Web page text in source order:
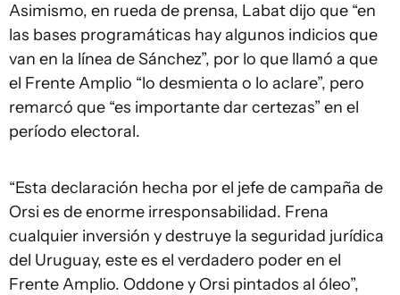
Asimismo, en rueda de prensa, Labat dijo que “en
las bases programáticas hay algunos indicios que
van en la línea de Sánchez”, por lo que llamó a que
el Frente Amplio “lo desmienta o lo aclare”, pero
remarcó que “es importante dar certezas” en el
período electoral.
“Esta declaración hecha por el jefe de campaña de
Orsi es de enorme irresponsabilidad. Frena
cualquier inversión y destruye la seguridad jurídica
del Uruguay, este es el verdadero poder en el
Frente Amplio. Oddone y Orsi pintados al óleo”,